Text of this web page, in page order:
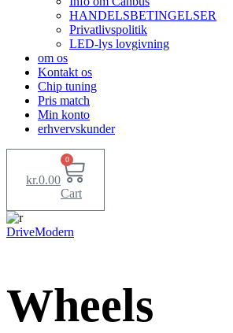
HANDELSBETINGELSER
Privatlivspolitik
LED-lys lovgivning
om os
Kontakt os
Chip tuning
Pris match
Min konto
erhvervskunder
kr.0.00
0
Cart
DriveModern
Wheels